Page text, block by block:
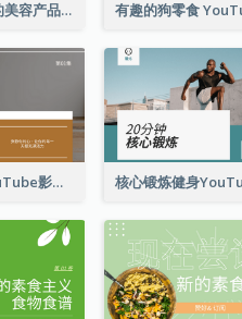
我一直以来最喜欢的美容产品 YouTube 影片缩图
瑜伽初学者健身YouTube影片缩图